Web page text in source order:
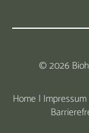
© 2026
Home | Impressum